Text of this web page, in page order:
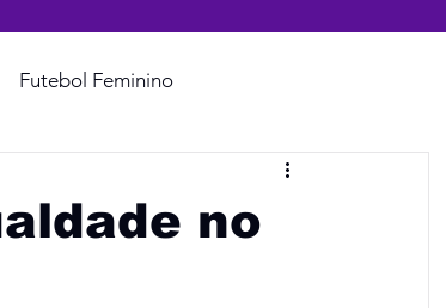
Futebol Feminino
no